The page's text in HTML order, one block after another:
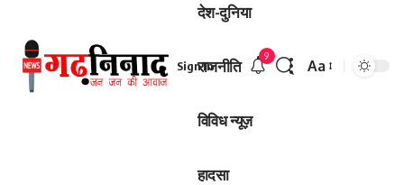
देश-दुनिया
राजनीति
विविध न्यूज़
हादसा
Sign In
9
Font
Aa